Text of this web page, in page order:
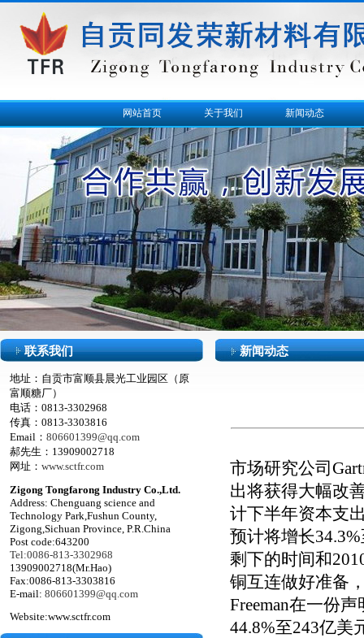
网站首页 关于我们 新闻动态
联系我们
地址：自贡市富顺县晨光工业园区（原
富顺糖厂）
电话：0813-3302968
传真：0813-3303816
Email：806601399@qq.com
郝先生：13909002718
网址：www.sctfr.com
Zigong Tongfarong Industry Co.,Ltd.
Address: Chenguang science and
Technology Park,Fushun County,
Zigong,Sichuan Province, P.R.China
Post code:643200
Tel:0086-813-3302968
13909002718(Mr.Hao)
Fax:0086-813-3303816
E-mail:806601399@qq.com
Website:www.sctfr.com
新闻动态
市场研究公司
出将获得大幅改
计下半年资本支
预计将增长
剩下的时间和
铜互连做好准备
Freeman在一份
44.8%至243亿美